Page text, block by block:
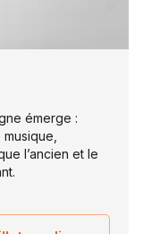
émerge :
l’ancien et le